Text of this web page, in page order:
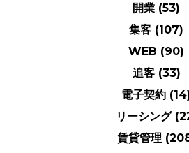
開業 (53)
集客 (107)
WEB (90)
追客 (33)
電子契約
リーシング
賃貸管理